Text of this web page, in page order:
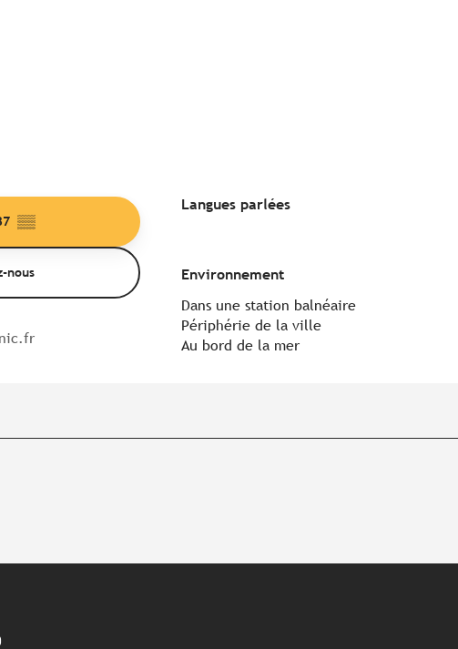
▒▒
nous
Langues parlées
Langues parlées
Environnement
Environnement
Dans une station balnéaire
Périphérie de la ville
Au bord de la mer